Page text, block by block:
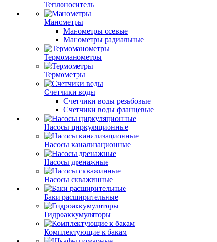
Теплоноситель
Манометры
Манометры осевые
Манометры радиальные
Термоманометры
Термометры
Счетчики воды
Счетчики воды резьбовые
Счетчики воды фланцевые
Насосы циркуляционные
Насосы канализационные
Насосы дренажные
Насосы скважинные
Баки расширительные
Гидроаккумуляторы
Комплектующие к бакам